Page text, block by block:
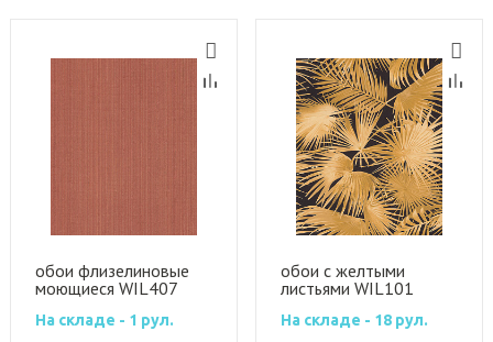
обои флизелиновые
моющиеся WIL407
На складе - 1 рул.
обои с желтыми
листьями WIL101
На складе - 18 рул.